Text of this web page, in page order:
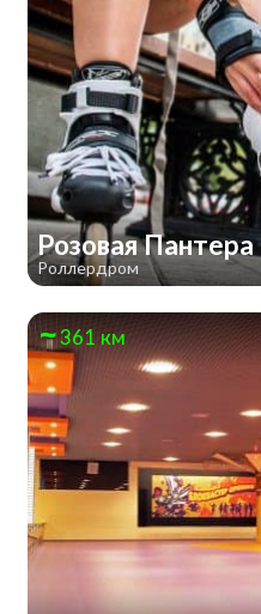
Розовая Пантера
Роллердром
361 км